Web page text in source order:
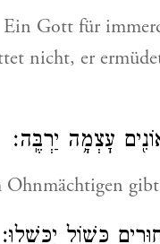
Gott für
nicht, er
עׇצְמָ֥ה יַרְבֶּֽה׃
gibt